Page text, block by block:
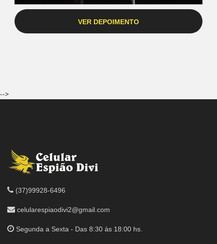
VER DEPOIMENTO
-->
(37)99928-6496
celularespiaodivi2@gmail.com
Segunda a Sexta - Das 8:30 às 18:00 hs.